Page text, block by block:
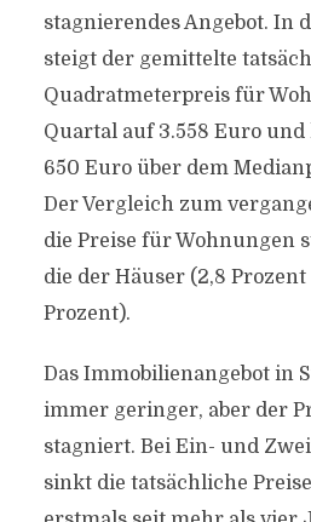
stagnierendes Angebot. In
steigt der gemittelte
Quadratmeterpreis für
Quartal auf 3.558 Euro
650 Euro über dem
Der Vergleich zum
die Preise für Wohnungen
die der Häuser (2,8 Prozent
Prozent).
Das Immobilienangebot in
immer geringer, aber der
stagniert. Bei Ein- und
sinkt die tatsächliche